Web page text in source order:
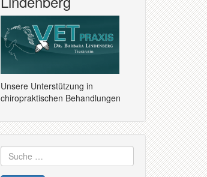
Unsere Unterstützung in
chiropraktischen Behandlungen
Suche
nach: